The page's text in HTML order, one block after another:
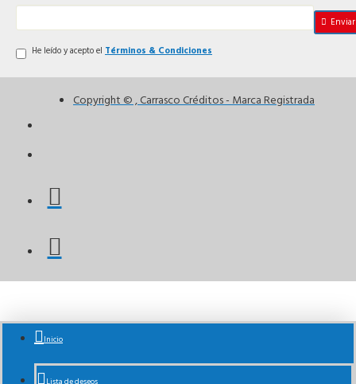
Enviar
He leído y acepto elTérminos & Condiciones
Copyright © , Carrasco Créditos - Marca Registrada
Inicio